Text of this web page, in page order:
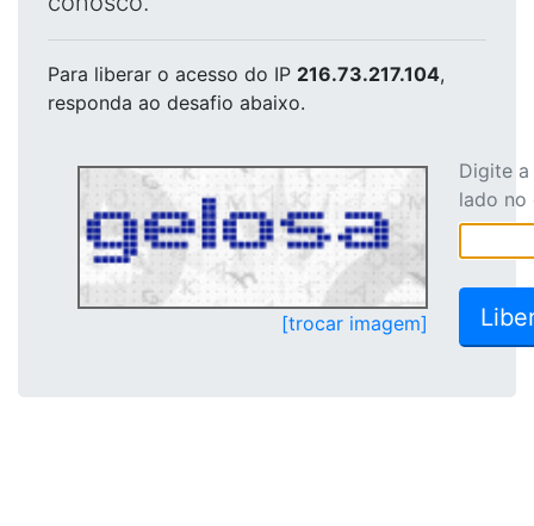
Para liberar o acesso do IP 216.73.217.104,
responda ao desafio abaixo.
[trocar imagem]
Digite
lado no